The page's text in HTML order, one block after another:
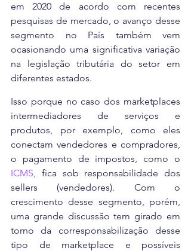
em 2020 de acordo com recentes
pesquisas de mercado, o avanço desse
segmento no País também vem
ocasionando uma significativa variação
na legislação tributária do setor em
diferentes estados.
Isso porque no caso dos marketplaces
intermediadores de serviços e
produtos, por exemplo, como eles
conectam vendedores e compradores,
ICMS, fica sob responsabilidade dos
sellers (vendedores). Com o
crescimento desse segmento, porém,
uma grande discussão tem girado em
torno da corresponsabilização desse
tipo de marketplace e possíveis